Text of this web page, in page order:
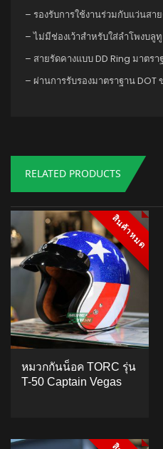
– รองรับการใช้งานร่วมกับแว่นสา
– ไม่มีช่องเว้าสำหรับใส่ลำโพงบลู
– สายรัดคางแบบ DD Ring มาตร
– ผ่านการรับรองมาตราฐาน DOT
RELATED PRODUCTS
สินค้าหมด
สินค้าหมด
หมวกกันน็อค TORC รุ่น
T-50 Captain Vegas